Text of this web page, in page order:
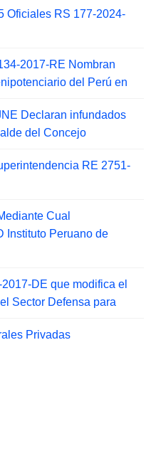
Oficiales RS 177-2024-
2017-RE Nombran
del Perú en
Declaran infundados
del Concejo
RE 2751-
Cual
Instituto Peruano de
DE que modifica el
Sector Defensa para
Privadas